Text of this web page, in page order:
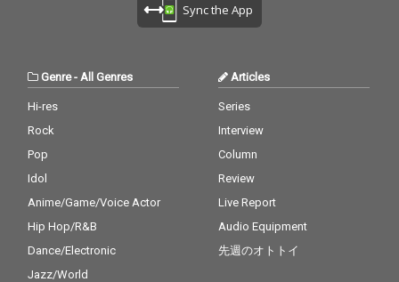
Sync the App
Genre- All Genres
Hi-res
Rock
Pop
Idol
Anime/Game/Voice Actor
Hip Hop/R&B
Dance/Electronic
Jazz/World
Articles
Series
Interview
Column
Review
Live Report
Audio Equipment
先週のオトトイ